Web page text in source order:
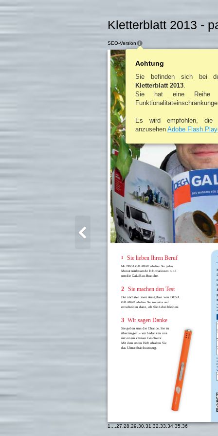
Kletterblatt 2013 -
1 Sie lieben Ihren Beruf
Mit DEGA GALABAU erhalten Sie jeden
Monat umfassende Informationen rund
um die GaLaBau-Branche.
2 Sie machen den Test
Die nächsten zwei Ausgaben von DEGA
GALABAU erhalten Sie kostenlos und
entscheiden dann, ob Sie dabei bleiben.
3 Wir sagen Danke
Sie geben uns die Chance, Sie zu
überzeugen – wir bedanken uns
mit einem kleinen Geschenk.
Mit dem ersten Heft erhalten Sie
das Ulmer-Stabfeuerzeug.
SEO-Version
Achtung
Sie befinden sich bei
Kletterblatt 2013
Sie hat eine Reihe
Es wird empfohlen,
anzusehen Adobe Flash
1 ..., 27 28 29 30,31,32,33,34,35,36